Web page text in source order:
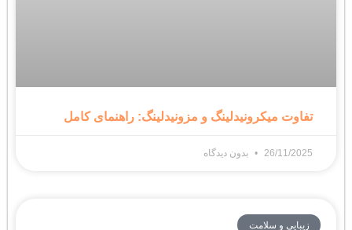
تفاوت میکرونیدلینگ و مزونیدلینگ: راهنمای کامل
26/11/2025 بدون دیدگاه
زیبایی و سلامت